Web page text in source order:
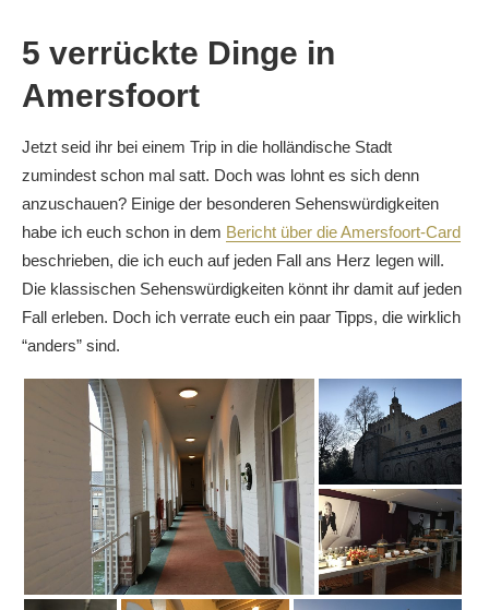
5 verrückte Dinge in
Amersfoort
Jetzt seid ihr bei einem Trip in die holländische Stadt
zumindest schon mal satt. Doch was lohnt es sich denn
anzuschauen? Einige der besonderen Sehenswürdigkeiten
habe ich euch schon in dem Bericht über die Amersfoort-Card
beschrieben, die ich euch auf jeden Fall ans Herz legen will.
Die klassischen Sehenswürdigkeiten könnt ihr damit auf jeden
Fall erleben. Doch ich verrate euch ein paar Tipps, die wirklich
“anders” sind.